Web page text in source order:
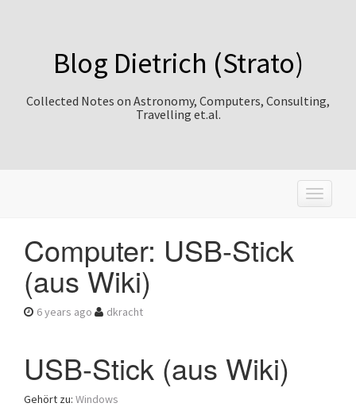
Blog Dietrich (Strato)
Collected Notes on Astronomy, Computers, Consulting,
Travelling et.al.
T
o
Computer: USB-Stick
(aus Wiki)
6 years ago dkracht
USB-Stick (aus Wiki)
Gehört zu: Windows